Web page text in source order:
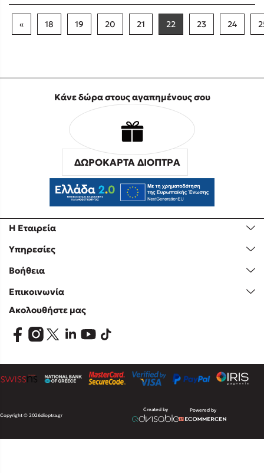
« 18 19 20 21 22 23 24
Η Εταιρεία
Υπηρεσίες
Βοήθεια
Επικοινωνία
Κάνε δώρα στους αγαπημένους σου
ΔΩΡΟΚΑΡΤΑ ΔΙΟΠΤΡΑ
Ακολουθήστε μας
Copyright © 2026dioptra.gr
Created by Powered by